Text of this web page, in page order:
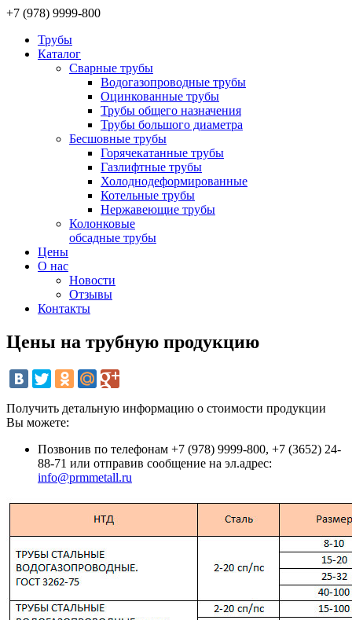
+7 (978) 9999-800
Трубы
Каталог
Сварные трубы
Водогазопроводные трубы
Оцинкованные трубы
Трубы общего назначения
Трубы большого диаметра
Бесшовные трубы
Горячекатанные трубы
Газлифтные трубы
Холоднодеформированные
Котельные трубы
Нержавеющие трубы
Колонковые
обсадные трубы
Цены
О нас
Новости
Отзывы
Контакты
Цены на трубную продукцию
Получить детальную информацию о стоимости продукции
Вы можете:
Позвонив по телефонам +7 (978) 9999-800, +7 (3652) 24-
88-71 или отправив сообщение на эл.адрес:
info@prmmetall.ru